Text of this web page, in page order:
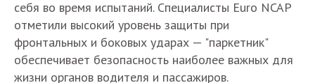
себя во время испытаний. Специалисты Euro NCAP
отметили высокий уровень защиты при
фронтальных и боковых ударах — "паркетник"
обеспечивает безопасность наиболее важных для
жизни органов водителя и пассажиров.